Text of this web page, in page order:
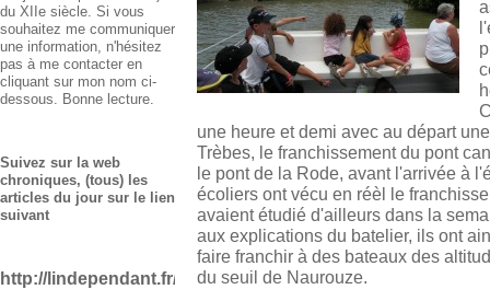
du XIIe siècle. Si vous
souhaitez me communiquer
une information, n'hésitez
pas à me contacter en
cliquant sur mon nom ci-
dessous. Bonne lecture.
Suivez sur la web
chroniques, (tous) les
articles du jour sur le lien
suivant
http://lindependant.fr/aude/rustiques
une heure et demi avec au départ
Trèbes, le franchissement du pont
le pont de la Rode, avant l'arrivée à
écoliers ont vécu en réèl le
avaient étudié d'ailleurs dans la
aux explications du batelier, ils ont
faire franchir à des bateaux des
du seuil de Naurouze.